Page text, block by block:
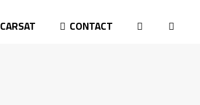
CARSAT CONTACT